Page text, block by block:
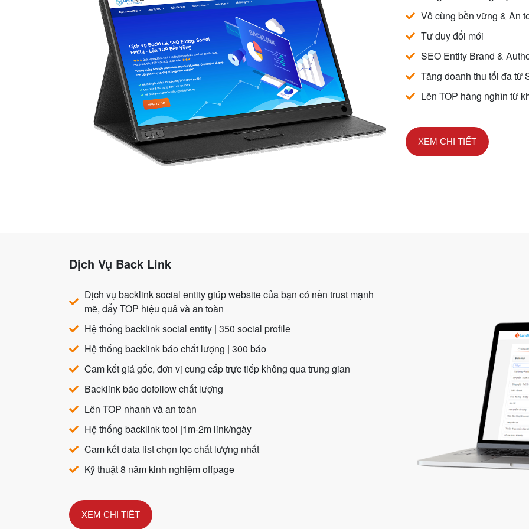
Vô cùng bền vững & An
Tư duy đổi mới
SEO Entity Brand &
Tăng doanh thu tối đa từ
Lên TOP hàng nghìn từ
XEM CHI TIẾT
Dịch Vụ Back Link
Dịch vụ backlink social entity giúp website của bạn có nền trust mạnh
mẽ, đẩy TOP hiệu quả và an toàn
Hệ thống backlink social entity | 350 social profile
Hệ thống backlink báo chất lượng | 300 báo
Cam kết giá gốc, đơn vị cung cấp trực tiếp không qua trung gian
Backlink báo dofollow chất lượng
Lên TOP nhanh và an toàn
Hệ thống backlink tool |1m-2m link/ngày
Cam kết data list chọn lọc chất lượng nhất
Kỹ thuật 8 năm kinh nghiệm offpage
XEM CHI TIẾT